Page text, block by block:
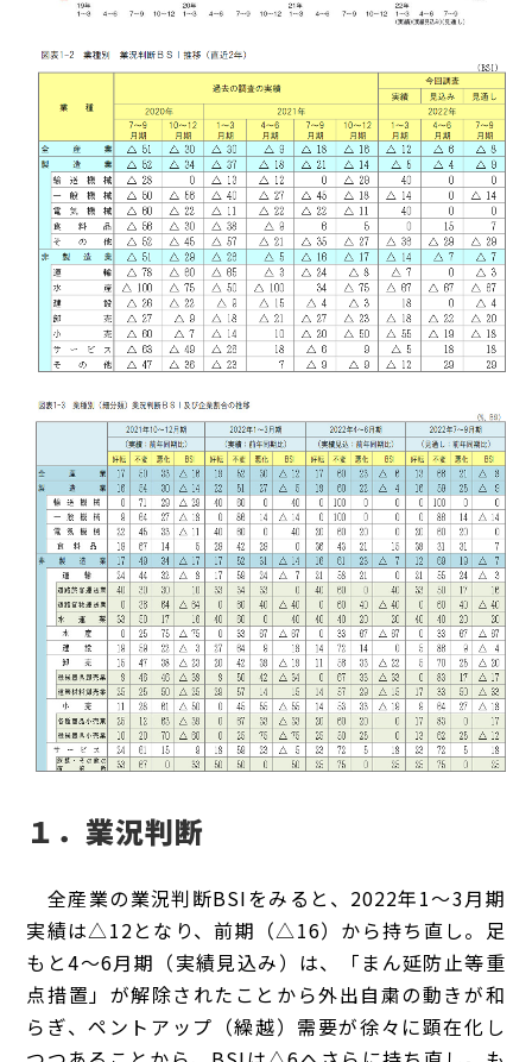
１．業況判断
全産業の業況判断BSIをみると、2022年1～3月期
実績は△12となり、前期（△16）から持ち直し。足
もと4～6月期（実績見込み）は、「まん延防止等重
点措置」が解除されたことから外出自粛の動きが和
らぎ、ペントアップ（繰越）需要が徐々に顕在化し